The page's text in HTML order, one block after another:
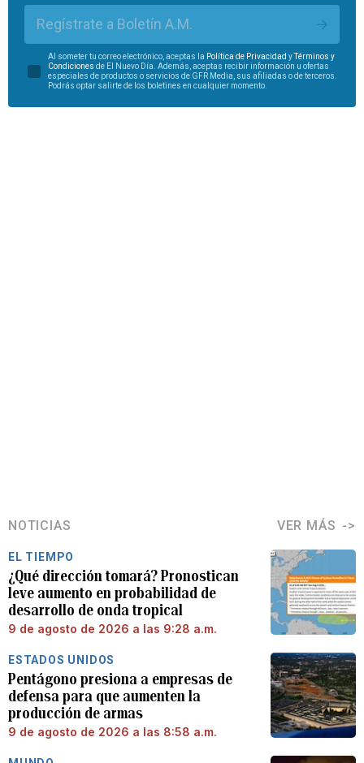
Regístrate a Boletín A.M.
Al someter tu correo electrónico, aceptas la Política de Privacidad yTérminos y
Condiciones de El Nuevo Día. Además, aceptas recibir información u ofertas
especiales de productos o servicios de GFR Media, sus afiliadas o de terceros.
Podrás optar salirte de los boletines en cualquier momento.
NOTICIAS VER MÁS
EL TIEMPO
¿Qué dirección tomará? Pronostican
leve aumento en probabilidad de
desarrollo de onda tropical
9 de agosto de 2026 a las 9:28 a.m.
ESTADOS UNIDOS
Pentágono presiona a empresas de
defensa para que aumenten la
producción de armas
9 de agosto de 2026 a las 8:58 a.m.